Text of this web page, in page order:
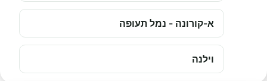
א-קורונה - נמל תעופה
וילנה